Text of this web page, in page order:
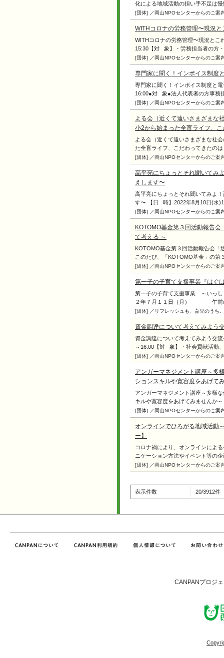
化による地域活動の担い手不足は
[団体] ／岡山NPOセンターからのご案
WITHコロナの労務管理〜現況
WITHコロナの労務管理〜現況と
15:30【対 象】・労務担当者の方
[団体] ／岡山NPOセンターからのご案
専門家に聞く！インボイス制度
専門家に聞く！インボイス制度と
16:00●対 象●法人代表者の方事務
[団体] ／岡山NPOセンターからのご案
よる会（近くて遠いさまざまな
小2から始まった全盲ライフ、
よる会（近くて遠いさまざまな社
た全盲ライフ、こだわってきたの
[団体] ／岡山NPOセンターからのご案
高平亮にちょっとそれ聞いてみ
えします〜
高平亮にちょっとそれ聞いてみよ
す〜 【日 時】2022年8月10日(水
[団体] ／岡山NPOセンターからのご案
KOTOMO基金第３回活動報告
て考える ～
KOTOMO基金第３回活動報告会「
このたび、「KOTOMO基金」の第
[団体] ／岡山NPOセンターからのご案
第一子の子育て支援事業『はぐ
第一子の子育て支援事業 ～いっ
２年７月１１日（月） 午
[団体] ／リフレッシュも、育児のうち
資金調達について考えてみよう
資金調達について考えてみよう
～16:00【対 象】・社会貢献活動
[団体] ／岡山NPOセンターからのご案
アンガーマネジメント講座～多
ションスキルや寛容度をあげて
アンガーマネジメント講座～多様
キルや寛容度をあげてみませんか
[団体] ／岡山NPOセンターからのご案
オンラインでひろがる地域活動
ー】
コロナ禍により、オンラインによ
ニケーション⽅法やイベント等の
[団体] ／岡山NPOセンターからのご案
表示件数 20/3912件
CANPANプロジ